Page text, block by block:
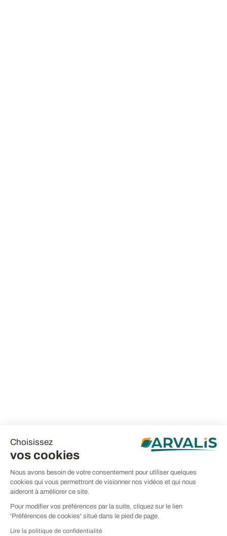
Choisissez
vos cookies
Nous avons besoin de votre consentement pour utiliser quelques
cookies qui vous permettront de visionner nos vidéos et qui nous
aideront à améliorer ce site.
Pour modifier vos préférences par la suite, cliquez sur le lien
'Préférences de cookies' situé dans le pied de page.
Lire la politique de confidentialité